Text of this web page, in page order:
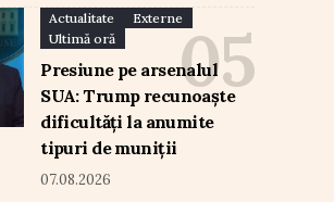
Actualitate
Externe
Ultimă oră
Presiune pe arsenalul
SUA: Trump recunoaște
dificultăți la anumite
tipuri de muniții
07.08.2026